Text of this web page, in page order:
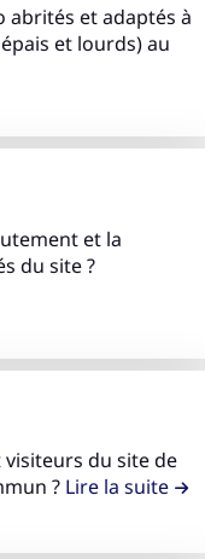
abrités et adaptés à
et lourds) au
contribution
et la
du site ?
et recrutement
du site de
? Lire la suite de